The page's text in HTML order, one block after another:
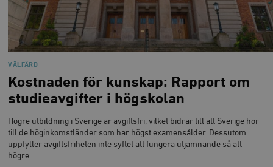
VÄLFÄRD
Kostnaden för kunskap: Rapport om
studieavgifter i högskolan
Högre utbildning i Sverige är avgiftsfri, vilket bidrar till att Sverige hör
till de höginkomstländer som har högst examensålder. Dessutom
uppfyller avgiftsfriheten inte syftet att fungera utjämnande så att
högre…